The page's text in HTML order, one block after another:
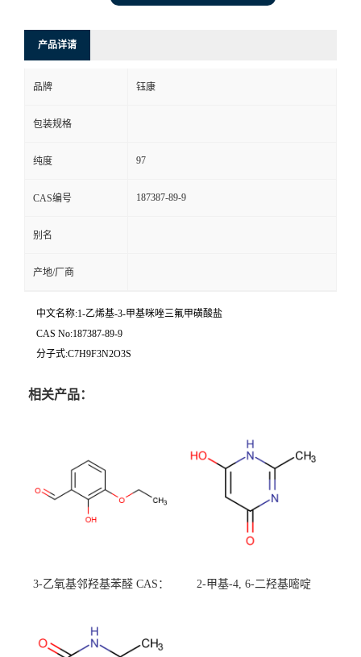
产品详请
品牌 钰康
包装规格
纯度 97
CAS编号 187387-89-9
别名
产地/厂商
中文名称:1-乙烯基-3-甲基咪唑三氟甲磺酸盐
CAS No:187387-89-9
分子式:C7H9F3N2O3S
相关产品：
3-乙氧基邻羟基苯醛 CAS：
校可先用后付
2-甲基-4, 6-二羟基嘧啶